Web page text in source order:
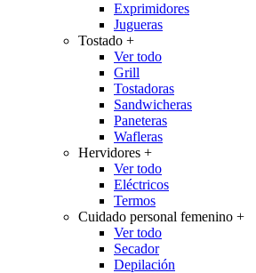
Exprimidores
Jugueras
Tostado +
Ver todo
Grill
Tostadoras
Sandwicheras
Paneteras
Wafleras
Hervidores +
Ver todo
Eléctricos
Termos
Cuidado personal femenino +
Ver todo
Secador
Depilación